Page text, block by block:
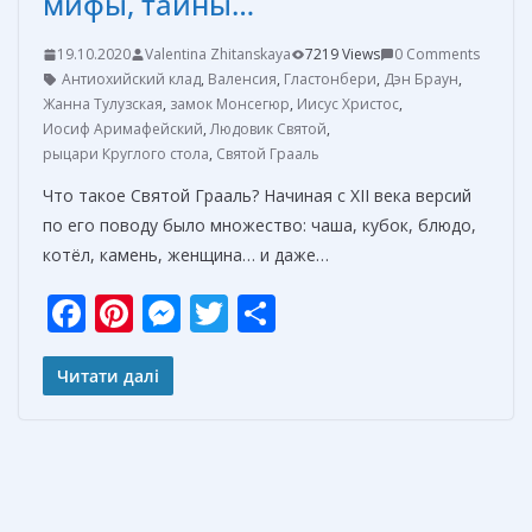
19.10.2020 Valentina Zhitanskaya 7219 Views
0 Comments
Антиохийский клад, Валенсия, Гластонбери, Дэн Браун,
Жанна Тулузская, замок Монсегюр, Иисус Христос,
Иосиф Аримафейский,Людовик Святой,
рыцари Круглого стола, Святой Грааль
Что такое Святой Грааль? Начиная с XII века версий
по его поводу было множество: чаша, кубок, блюдо,
котёл, камень, женщина… и даже…
F
ac
e
Pi
nt
er
M T
Читати далі